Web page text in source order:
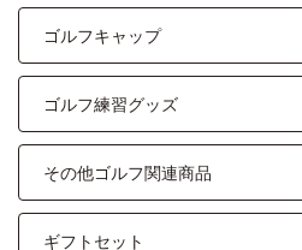
ゴルフキャップ
ゴルフ練習グッズ
その他ゴルフ関連商品
ギフトセット